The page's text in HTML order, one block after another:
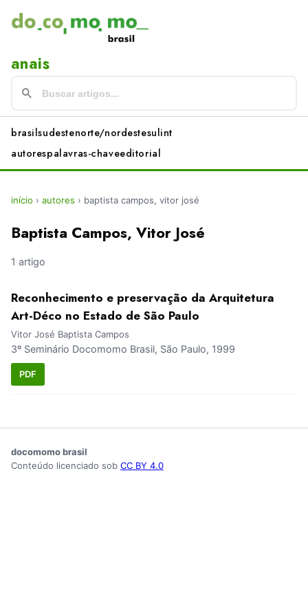
anais
brasilsudestenorte/nordestesulint
autorespalavras-chaveeditorial
início › autores › baptista campos, vitor josé
Baptista Campos, Vitor José
1 artigo
Reconhecimento e preservação da Arquitetura
Art-Déco no Estado de São Paulo
Vitor José Baptista Campos
3º Seminário Docomomo Brasil, São Paulo, 1999
PDF
docomomo brasil
Conteúdo licenciado sob CC BY 4.0